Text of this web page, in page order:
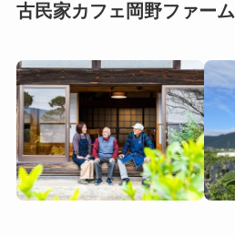
古民家カフェ岡野ファーム